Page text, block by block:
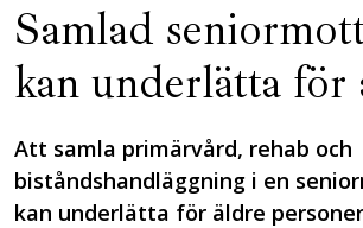
Samlad
kan underlätta för
Att samla primärvård, rehab och
biståndshandläggning i en
kan underlätta för äldre